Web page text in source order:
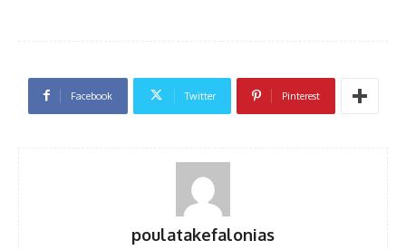
Facebook Twitter Pinterest
poulatakefalonias